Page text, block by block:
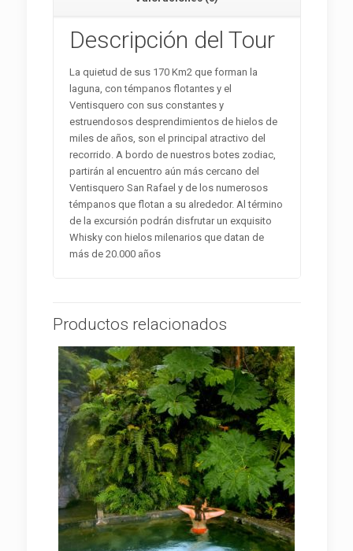
Descripción del Tour
La quietud de sus 170 Km2 que forman la
laguna, con témpanos flotantes y el
Ventisquero con sus constantes y
estruendosos desprendimientos de hielos de
miles de años, son el principal atractivo del
recorrido. A bordo de nuestros botes zodiac,
partirán al encuentro aún más cercano del
Ventisquero San Rafael y de los numerosos
témpanos que flotan a su alrededor. Al término
de la excursión podrán disfrutar un exquisito
Whisky con hielos milenarios que datan de
más de 20.000 años
Productos relacionados